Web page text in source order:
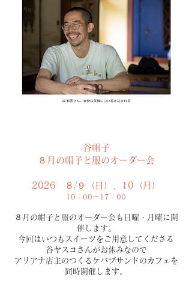
谷帽子
８月の帽子と服のオーダー会
2026 ８/９（日）、10（月）
10：00～17：00
８月の帽子と服のオーダー会も日曜・月曜に開
催します。
​今回はいつもスイーツをご用意してくださる
谷ヤスコさんがお休みなので
​アリアナ店主のつくるケバブサンドのカフェを
同時開催します。